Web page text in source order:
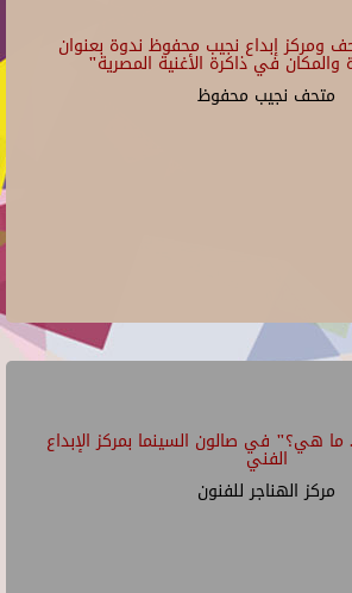
ومركز إبداع نجيب محفوظ ندوة بعنوان
والمكان في ذاكرة الأغنية المصرية"
متحف نجيب محفوظ
ما هي؟" في صالون السينما بمركز الإبداع
الفني
مركز الهناجر للفنون